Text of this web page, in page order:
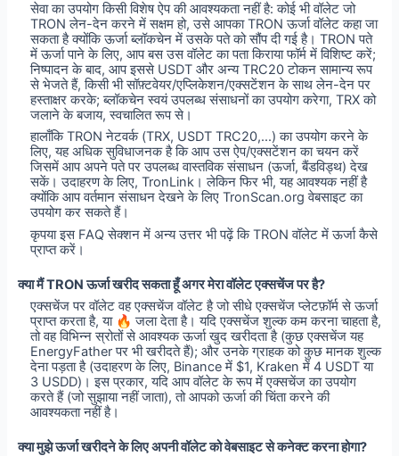
सेवा का उपयोग किसी विशेष ऐप की आवश्यकता नहीं है: कोई भी वॉलेट जो
TRON लेन-देन करने में सक्षम हो, उसे आपका TRON ऊर्जा वॉलेट कहा जा
सकता है क्योंकि ऊर्जा ब्लॉकचेन में उसके पते को सौंप दी गई है। TRON पते
में ऊर्जा पाने के लिए, आप बस उस वॉलेट का पता किराया फॉर्म में विशिष्ट करें;
निष्पादन के बाद, आप इससे USDT और अन्य TRC20 टोकन सामान्य रूप
से भेजते हैं, किसी भी सॉफ़्टवेयर/एप्लिकेशन/एक्सटेंशन के साथ लेन-देन पर
हस्ताक्षर करके; ब्लॉकचेन स्वयं उपलब्ध संसाधनों का उपयोग करेगा, TRX को
जलाने के बजाय, स्वचालित रूप से।
हालाँकि TRON नेटवर्क (TRX, USDT TRC20,...) का उपयोग करने के
लिए, यह अधिक सुविधाजनक है कि आप उस ऐप/एक्सटेंशन का चयन करें
जिसमें आप अपने पते पर उपलब्ध वास्तविक संसाधन (ऊर्जा, बैंडविड्थ) देख
सकें। उदाहरण के लिए, TronLink। लेकिन फिर भी, यह आवश्यक नहीं है
क्योंकि आप वर्तमान संसाधन देखने के लिए TronScan.org वेबसाइट का
उपयोग कर सकते हैं।
कृपया इस FAQ सेक्शन में अन्य उत्तर भी पढ़ें कि TRON वॉलेट में ऊर्जा कैसे
प्राप्त करें।
क्या मैं TRON ऊर्जा खरीद सकता हूँ अगर मेरा वॉलेट एक्सचेंज पर है?
एक्सचेंज पर वॉलेट वह एक्सचेंज वॉलेट है जो सीधे एक्सचेंज प्लेटफ़ॉर्म से ऊर्जा
प्राप्त करता है, या 🔥 जला देता है। यदि एक्सचेंज शुल्क कम करना चाहता है,
तो वह विभिन्न स्रोतों से आवश्यक ऊर्जा खुद खरीदता है (कुछ एक्सचेंज यह
EnergyFather पर भी खरीदते हैं); और उनके ग्राहक को कुछ मानक शुल्क
देना पड़ता है (उदाहरण के लिए, Binance में $1, Kraken में 4 USDT या
3 USDD)। इस प्रकार, यदि आप वॉलेट के रूप में एक्सचेंज का उपयोग
करते हैं (जो सुझाया नहीं जाता), तो आपको ऊर्जा की चिंता करने की
आवश्यकता नहीं है।
क्या मुझे ऊर्जा खरीदने के लिए अपनी वॉलेट को वेबसाइट से कनेक्ट करना होगा?